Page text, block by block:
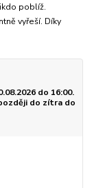
poblíž.
vyřeší. Díky
do 16:00.
do zítra do